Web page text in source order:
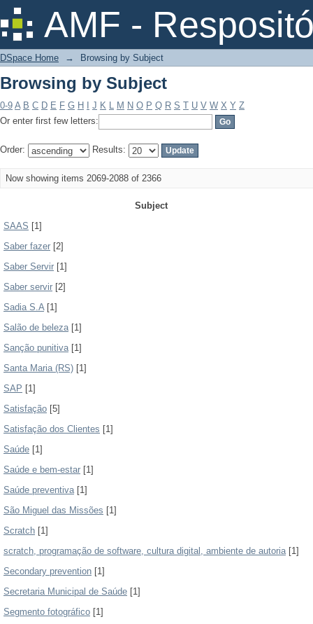
AMF -
Browsing by Subject
DSpace Home → Browsing by Subject
Browsing by Subject
0-9 A B C D E F G H J K L M N O P Q R S T U V W X Y Z
Or enter first few letters:
Order: Results:
Now showing items 2069-2088 of 2366
Subject
SAAS [1]
Saber fazer [2]
Saber Servir [1]
Saber servir [2]
Sadia S.A[1]
Salão de beleza[1]
Sanção punitiva[1]
Santa Maria (RS) [1]
SAP [1]
Satisfação [5]
Satisfação dos Clientes [1]
Saúde [1]
Saúde e bem-estar [1]
Saúde preventiva[1]
São Miguel das Missões [1]
Scratch [1]
scratch, programação de software, cultura digital, ambiente de autoria[1]
Secondary prevention [1]
Secretaria Municipal de Saúde [1]
Segmento fotográfico [1]